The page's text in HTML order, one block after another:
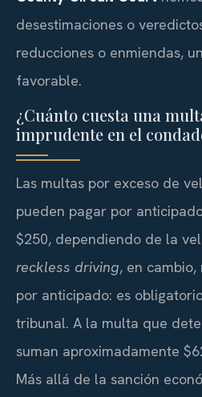
desestimaciones o
reducciones o enmiendas,
favorable.
¿Cuánto cuesta una
imprudente en el
Las multas por exceso de
pueden pagar por
$250, dependiendo de la
reckless driving, en
por anticipado: es
tribunal. A la multa que
suman aproximadamente
Más allá de la sanción